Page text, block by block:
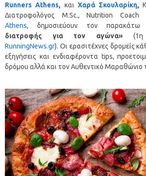
Runners Athens, και Χαρά Σκουλαρίκη,
Διατροφολόγος M.Sc., Nutrition
Athens, δημοσιεύουν τον παρακάτω
διατροφής για τον αγώνα»
RunningNews.gr). Οι ερασιτέχνες δρομείς
εξηγήσεις και ενδιαφέροντα tips,
δρόμου αλλά και τον Αυθεντικό Μαραθώνιο